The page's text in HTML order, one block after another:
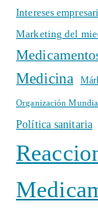
Intereses
Marketing del
Medicina
Organización
Política sanitaria